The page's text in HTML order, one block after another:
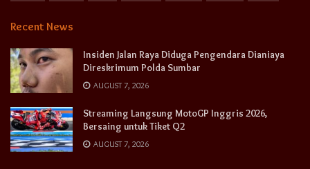
Recent News
Insiden Jalan Raya Diduga Pengendara Dianiaya
Direskrimum Polda Sumbar
AUGUST 7, 2026
Streaming Langsung MotoGP Inggris 2026,
Bersaing untuk Tiket Q2
AUGUST 7, 2026